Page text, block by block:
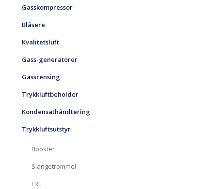
Gasskompressor
Blåsere
Kvalitetsluft
Gass-generatorer
Gassrensing
Trykkluftbeholder
Kondensathåndtering
Trykkluftsutstyr
Booster
Slangetrommel
FRL